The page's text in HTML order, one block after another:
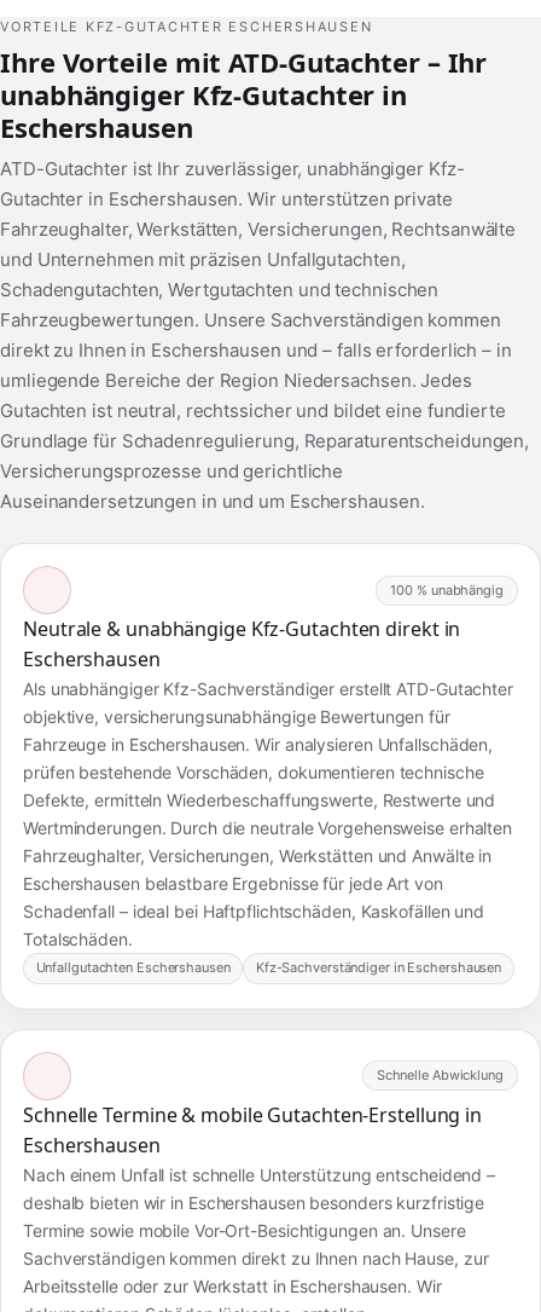
VORTEILE KFZ-GUTACHTER ESCHERSHAUSEN
Ihre Vorteile mit ATD-Gutachter – Ihr
unabhängiger Kfz-Gutachter in
Eschershausen
ATD-Gutachter ist Ihr zuverlässiger, unabhängiger Kfz-
Gutachter in Eschershausen. Wir unterstützen private
Fahrzeughalter, Werkstätten, Versicherungen, Rechtsanwälte
und Unternehmen mit präzisen Unfallgutachten,
Schadengutachten, Wertgutachten und technischen
Fahrzeugbewertungen. Unsere Sachverständigen kommen
direkt zu Ihnen in Eschershausen und – falls erforderlich – in
umliegende Bereiche der Region Niedersachsen. Jedes
Gutachten ist neutral, rechtssicher und bildet eine fundierte
Grundlage für Schadenregulierung, Reparaturentscheidungen,
Versicherungsprozesse und gerichtliche
Auseinandersetzungen in und um Eschershausen.
100 % unabhängig
Neutrale & unabhängige Kfz-Gutachten direkt in
Eschershausen
Als unabhängiger Kfz-Sachverständiger erstellt ATD-Gutachter
objektive, versicherungsunabhängige Bewertungen für
Fahrzeuge in Eschershausen. Wir analysieren Unfallschäden,
prüfen bestehende Vorschäden, dokumentieren technische
Defekte, ermitteln Wiederbeschaffungswerte, Restwerte und
Wertminderungen. Durch die neutrale Vorgehensweise erhalten
Fahrzeughalter, Versicherungen, Werkstätten und Anwälte in
Eschershausen belastbare Ergebnisse für jede Art von
Schadenfall – ideal bei Haftpflichtschäden, Kaskofällen und
Totalschäden.
Unfallgutachten Eschershausen Kfz-Sachverständiger in Eschershausen
Schnelle Abwicklung
Schnelle Termine & mobile Gutachten-Erstellung in
Eschershausen
Nach einem Unfall ist schnelle Unterstützung entscheidend –
deshalb bieten wir in Eschershausen besonders kurzfristige
Termine sowie mobile Vor-Ort-Besichtigungen an. Unsere
Sachverständigen kommen direkt zu Ihnen nach Hause, zur
Arbeitsstelle oder zur Werkstatt in Eschershausen. Wir